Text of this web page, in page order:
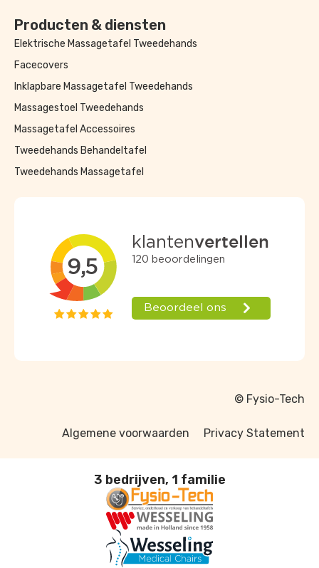
Producten & diensten
Elektrische Massagetafel Tweedehands
Facecovers
Inklapbare Massagetafel Tweedehands
Massagestoel Tweedehands
Massagetafel Accessoires
Tweedehands Behandeltafel
Tweedehands Massagetafel
© Fysio-Tech
Algemene voorwaarden Privacy Statement
3 bedrijven, 1 familie